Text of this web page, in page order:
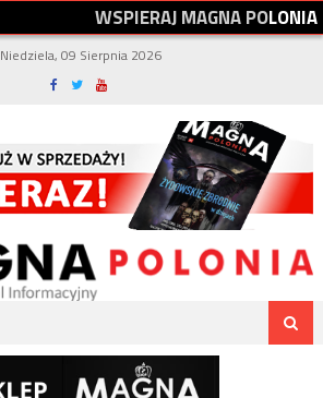
WSPIERAJMAGNAPOLONIA
Niedziela, 09 Sierpnia 2026